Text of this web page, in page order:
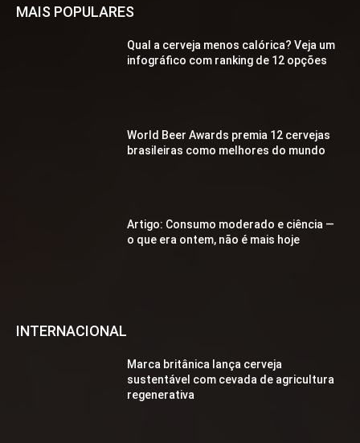
MAIS POPULARES
Qual a cerveja menos calórica? Veja um
infográfico com ranking de 12 opções
World Beer Awards premia 12 cervejas
brasileiras como melhores do mundo
Artigo: Consumo moderado e ciência —
o que era ontem, não é mais hoje
INTERNACIONAL
Marca britânica lança cerveja
sustentável com cevada de agricultura
regenerativa